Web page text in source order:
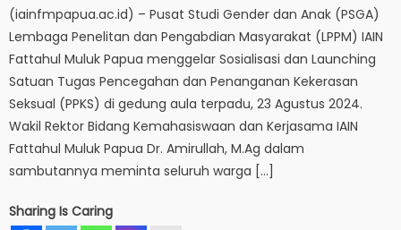
(iainfmpapua.ac.id) – Pusat Studi Gender dan Anak (PSGA)
Lembaga Penelitan dan Pengabdian Masyarakat (LPPM) IAIN
Fattahul Muluk Papua menggelar Sosialisasi dan Launching
Satuan Tugas Pencegahan dan Penanganan Kekerasan
Seksual (PPKS) di gedung aula terpadu, 23 Agustus 2024.
Wakil Rektor Bidang Kemahasiswaan dan Kerjasama IAIN
Fattahul Muluk Papua Dr. Amirullah, M.Ag dalam
sambutannya meminta seluruh warga […]
Sharing Is Caring